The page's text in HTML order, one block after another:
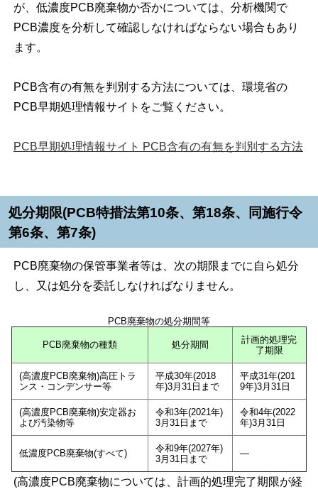
が、低濃度PCB廃棄物か否かについては、分析機関で
PCB濃度を分析して確認しなければならない場合もあり
ます。
PCB含有の有無を判別する方法については、環境省の
PCB早期処理情報サイトをご覧ください。
PCB早期処理情報サイト PCB含有の有無を判別する方法
処分期限(PCB特措法第10条、第18条、同施行令
第6条、第7条)
PCB廃棄物の保管事業者等は、次の期限までに自ら処分
し、又は処分を委託しなければなりません。
PCB廃棄物の処分期間等
PCB廃棄物の種類 処分期間
計画的処理完
了期限
(高濃度PCB廃棄物)高圧トラ
ンス・コンデンサー等
平成30年(2018
年)3月31日まで
平成31年(201
9年)3月31日
(高濃度PCB廃棄物)安定器お
よび汚染物等
令和3年(2021年)
3月31日まで
令和4年(2022
年)3月31日
低濃度PCB廃棄物(すべて)
令和9年(2027年)
3月31日まで
―
(高濃度PCB廃棄物については、計画的処理完了期限が経